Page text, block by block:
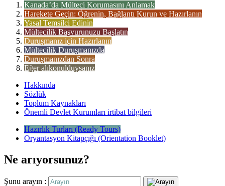
Kanada’da Mülteci Korumasını Anlamak
Harekete Geçin: Öğrenin, Bağlantı Kurun ve Hazırlanın
Yasal Temsilci Edinin
Mültecilik Başvurunuzu Başlatın
Duruşmanız için Hazırlanın
Mültecilik Duruşmanızda
Duruşmanızdan Sonra
Eğer alıkonulduysanız
Hakkında
Sözlük
Toplum Kaynakları
Önemli Devlet Kurumları irtibat bilgileri
Hazırlık Turları (Ready Tours)
Oryantasyon Kitapçığı (Orientation Booklet)
Ne arıyorsunuz?
Şunu arayın :